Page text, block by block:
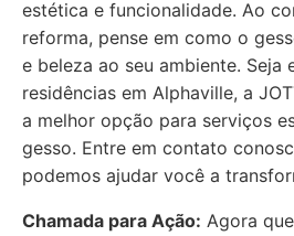
estética e funcionalidade. Ao
reforma, pense em como o
e beleza ao seu ambiente. Seja
residências em Alphaville, a
a melhor opção para serviços
gesso. Entre em contato
podemos ajudar você a
Chamada para Ação: Agora